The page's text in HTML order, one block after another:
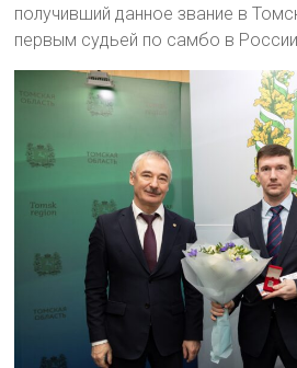
получивший данное звание в
первым судьей по самбо в